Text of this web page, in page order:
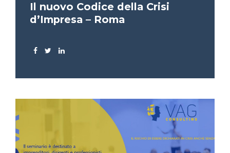
Il nuovo Codice della Crisi
d’Impresa – Roma